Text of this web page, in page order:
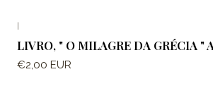
LIVRO, " O MILAGRE DA GRÉCIA "
€2,00 EUR